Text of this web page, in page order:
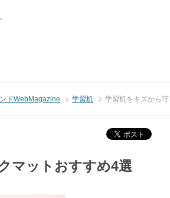
ドWebMagazine 学習机 学習机をキズから
マットおすすめ4選